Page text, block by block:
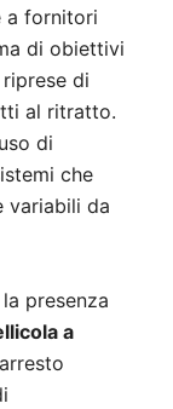
a fornitori
di obiettivi
di
al ritratto.
di
che
variabili da
presenza
a